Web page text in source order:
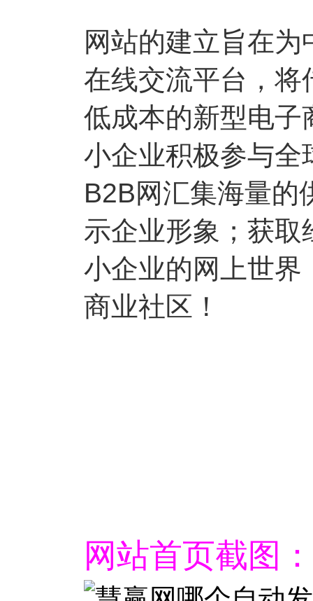
网站的建立旨在
在线交流平台，将
低成本的新型电子
小企业积极参与全
B2B网汇集海量的
示企业形象；获
小企业的网上世界
商业社区！
网站首页截图：